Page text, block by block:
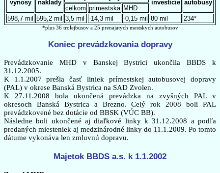
vynosy naklady investicie autobusy
celkom primestska MHD
598,7 mil 595,2 mil 3,5 mil -14,3 mil -0,15 mil 80 mil 234*
*plus 36 trolejbusov a 25 prenajatych mestskych autobusov
Koniec prevádzkovania dopravy
Prevádzkovanie MHD v Banskej Bystrici ukončila BBDS k
31.12.2005.
K 1.1.2007 prešla časť liniek prímestskej autobusovej dopravy
(PAL) v okrese Banská Bystrica na SAD Zvolen.
K 27.11.2008 bola ukončená prevádzka na zvyšných PAL v
okresoch Banská Bystrica a Brezno. Celý rok 2008 boli PAL
prevádzkovené bez dotácie od BBSK (VÚC BB).
Následne boli ukončené aj diaľkové linky k 31.12.2008 a podľa
predaných miesteniek aj medzinárodné linky do 11.1.2009. Po tomto
dátume vykonáva len zmluvnú dopravu.
Majetok BBDS a.s. k 1.1.2002